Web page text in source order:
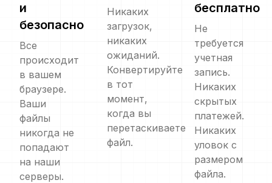
и
безопасно
Все
происходит
в вашем
браузере.
Ваши
файлы
никогда не
попадают
на наши
серверы.
Никаких
загрузок,
никаких
ожиданий.
Конвертируйте
в тот
момент,
когда вы
перетаскиваете
файл.
бесплатно
Не
требуется
учетная
запись.
Никаких
скрытых
платежей.
Никаких
уловок с
размером
файла.